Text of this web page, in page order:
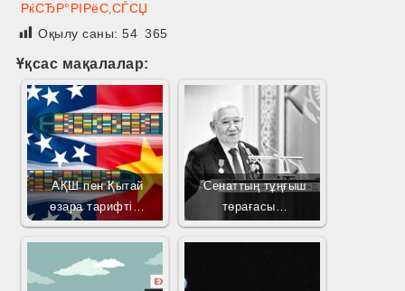
РќСЂР°РІРёС‚СЃСЏ
Оқылу саны:54 365
Ұқсас мақалалар:
АҚШ пен Қытай
өзара тарифті…
Сенаттың тұңғыш
төрағасы…